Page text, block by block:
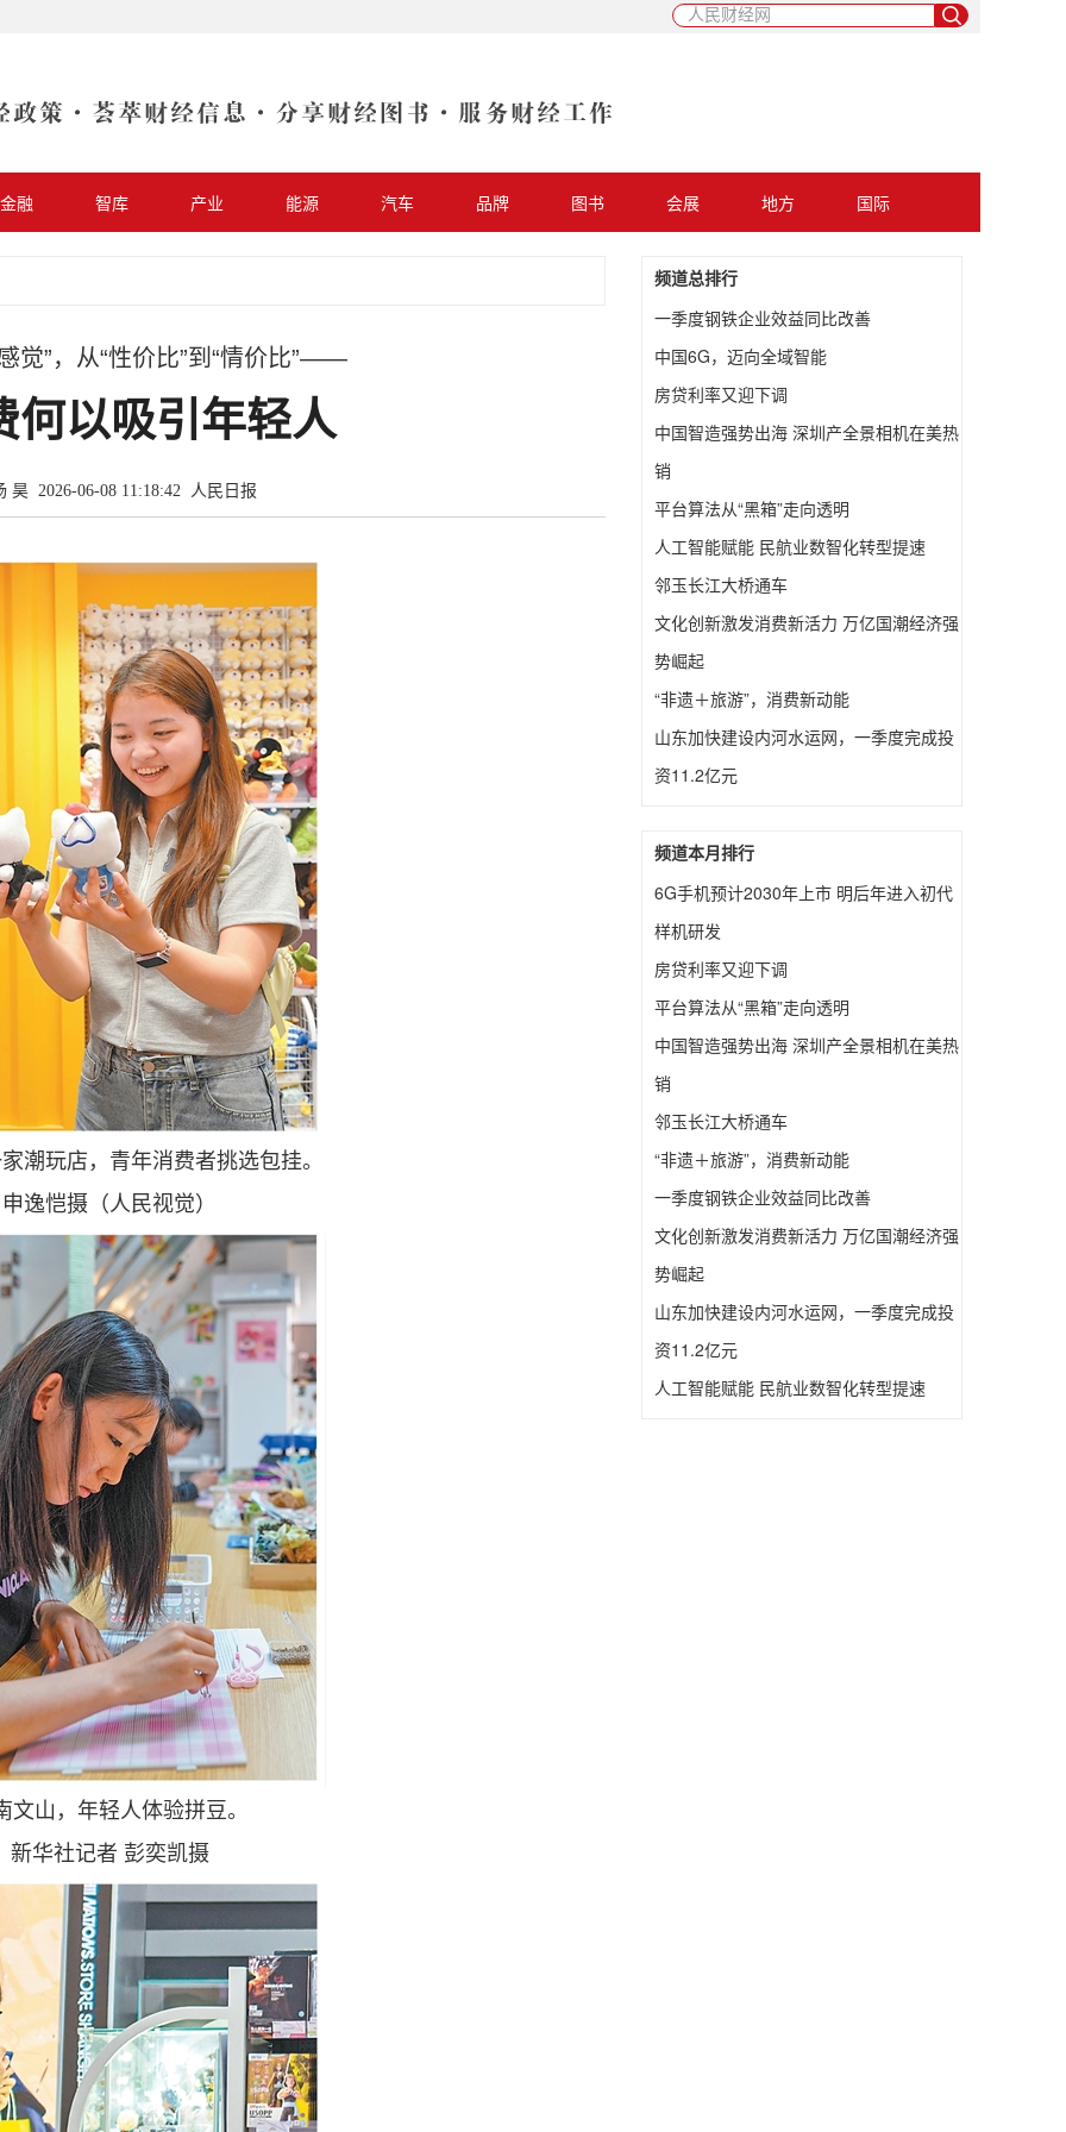
金融 智库 产业 能源 汽车 品牌 图书 会展 地方 国际
觉”，从“性价比”到“情价比”——
何以吸引年轻人
昊 2026-06-08 11:18:42 人民日报
潮玩店，青年消费者挑选包挂。
申逸恺摄（人民视觉）
文山，年轻人体验拼豆。
新华社记者 彭奕凯摄
频道总排行
一季度钢铁企业效益同比改善
中国6G，迈向全域智能
房贷利率又迎下调
中国智造强势出海 深圳产全景相机在美热
销
平台算法从“黑箱”走向透明
人工智能赋能 民航业数智化转型提速
邻玉长江大桥通车
文化创新激发消费新活力 万亿国潮经济强
势崛起
“非遗＋旅游”，消费新动能
山东加快建设内河水运网，一季度完成投
资11.2亿元
频道本月排行
6G手机预计2030年上市 明后年进入初代
样机研发
房贷利率又迎下调
平台算法从“黑箱”走向透明
中国智造强势出海 深圳产全景相机在美热
销
邻玉长江大桥通车
“非遗＋旅游”，消费新动能
一季度钢铁企业效益同比改善
文化创新激发消费新活力 万亿国潮经济强
势崛起
山东加快建设内河水运网，一季度完成投
资11.2亿元
人工智能赋能 民航业数智化转型提速